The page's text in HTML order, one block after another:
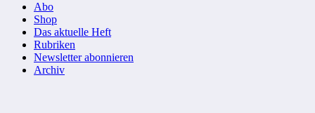
Abo
Shop
Das aktuelle Heft
Rubriken
Newsletter abonnieren
Archiv